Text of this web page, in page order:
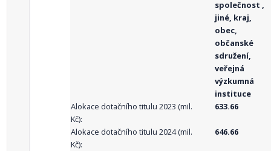
společnost ,
jiné, kraj,
obec,
občanské
sdružení,
veřejná
výzkumná
instituce
Alokace dotačního titulu 2023 (mil.
Kč):
633.66
Alokace dotačního titulu 2024 (mil.
Kč):
646.66